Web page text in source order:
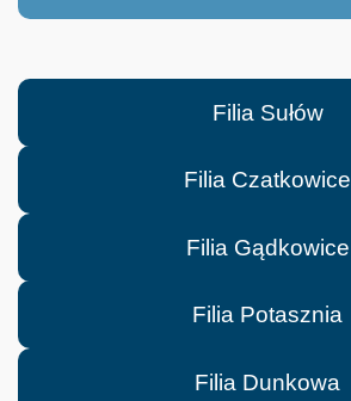
Filia Sułów
Filia Czatkowice
Filia Gądkowice
Filia Potasznia
Filia Dunkowa